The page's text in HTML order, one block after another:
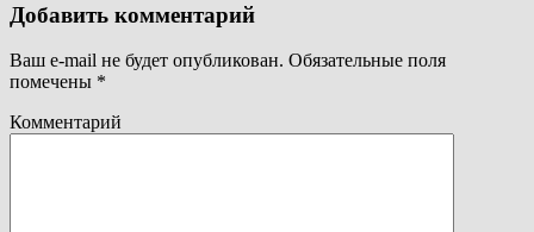
Добавить комментарий
Ваш e-mail не будет опубликован. Обязательные поля
помечены *
Комментарий